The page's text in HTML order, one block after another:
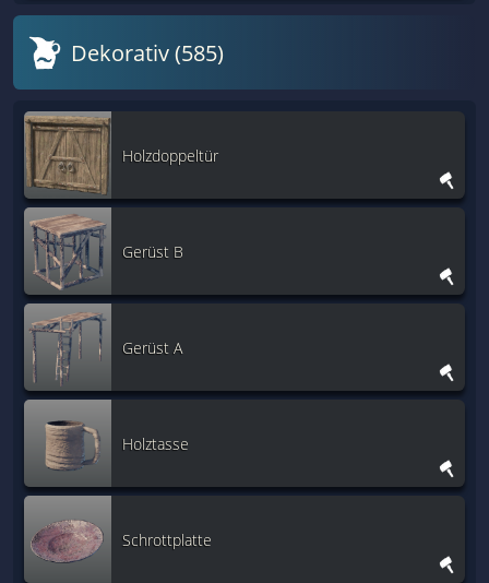
Dekorativ (585)
Holzdoppeltür
Gerüst B
Gerüst A
Holztasse
Schrottplatte